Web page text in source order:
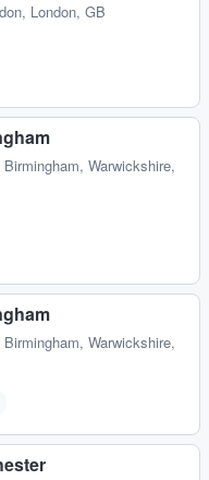
London, GB
Birmingham, Warwickshire,
Birmingham, Warwickshire,